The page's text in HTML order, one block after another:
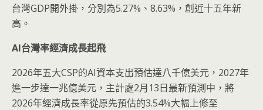
台灣GDP開外掛，分別為5.27%、8.63%，創近十五年新
高。
AI台灣率經濟成長起飛
2026年五大CSP的AI資本支出預估達八千億美元，2027年
進一步達一兆億美元，主計處2月13日最新預測中，將
2026年經濟成長率從原先預估的3.54%大幅上修至